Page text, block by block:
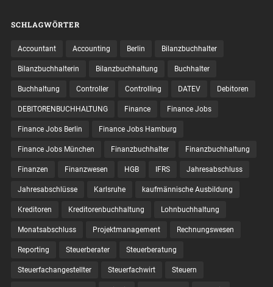
SCHLAGWÖRTER
Accountant Accounting Berlin Bilanzbuchhalter
Bilanzbuchhalterin Bilanzbuchhaltung Buchhalter
Buchhaltung Controller Controlling DATEV Debitoren
DEBITORENBUCHHALTUNG Finance Finance Jobs
Finance Jobs Berlin Finance Jobs Hamburg
Finance Jobs München Finanzbuchhalter Finanzbuchhaltung
Finanzen Finanzwesen HGB IFRS Jahresabschluss
Jahresabschlüsse Karlsruhe kaufmännische Ausbildung
Kreditoren Kreditorenbuchhaltung Lohnbuchhaltung
Monatsabschluss Projektmanagement Rechnungswesen
Reporting Steuerberater Steuerberatung
Steuerfachangestellter Steuerfachwirt Steuern